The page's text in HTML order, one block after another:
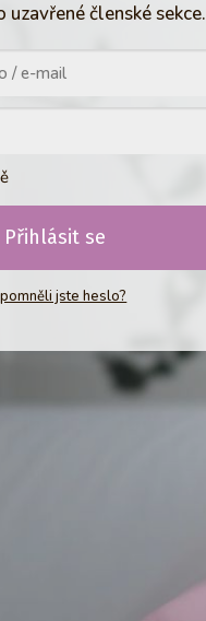
uzavřené členské sekce.
Přihlásit se
jste heslo?